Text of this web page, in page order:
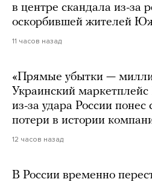
в центре скандала из-за
оскорбившей жителей
11 часов назад
«Прямые убытки —
Украинский маркетплейс
из-за удара России
потери в истории
12 часов назад
В России временно